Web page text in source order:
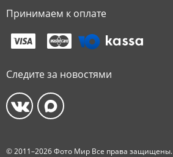
Принимаем к оплате
Следите за новостями
© 2011–2026 Фото Мир Все права защищены.